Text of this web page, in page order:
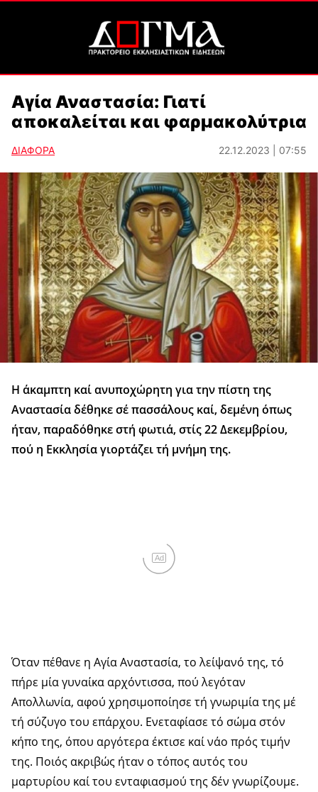
Αγία Αναστασία: Γιατί
αποκαλείται και φαρμακολύτρια
ΔΙΑΦΟΡΑ 22.12.2023 | 07:55
Η άκαμπτη καί ανυποχώρητη για την πίστη της
Αναστασία δέθηκε σέ πασσάλους καί, δεμένη όπως
ήταν, παραδόθηκε στή φωτιά, στίς 22 Δεκεμβρίου,
πού η Εκκλησία γιορτάζει τή μνήμη της.
Ad
Όταν πέθανε η Αγία Αναστασία, το λείψανό της, τό
πήρε μία γυναίκα αρχόντισσα, πού λεγόταν
Απολλωνία, αφού χρησιμοποίησε τή γνωριμία της μέ
τή σύζυγο του επάρχου. Ενεταφίασε τό σώμα στόν
κήπο της, όπου αργότερα έκτισε καί νάο πρός τιμήν
της. Ποιός ακριβώς ήταν ο τόπος αυτός του
μαρτυρίου καί του ενταφιασμού της δέν γνωρίζουμε.